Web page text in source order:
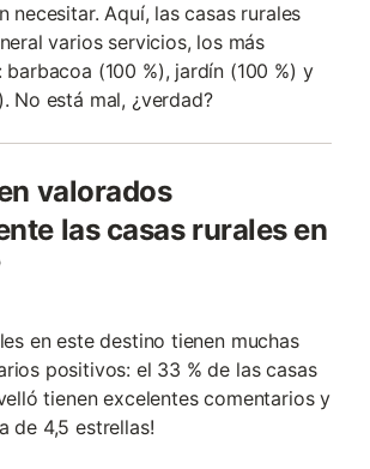
necesitar. Aquí, las casas rurales
varios servicios, los más
barbacoa (100 %), jardín (100 %) y
No está mal, ¿verdad?
valorados
las casas rurales en
en este destino tienen muchas
positivos: el 33 % de las casas
tienen excelentes comentarios y
de 4,5 estrellas!